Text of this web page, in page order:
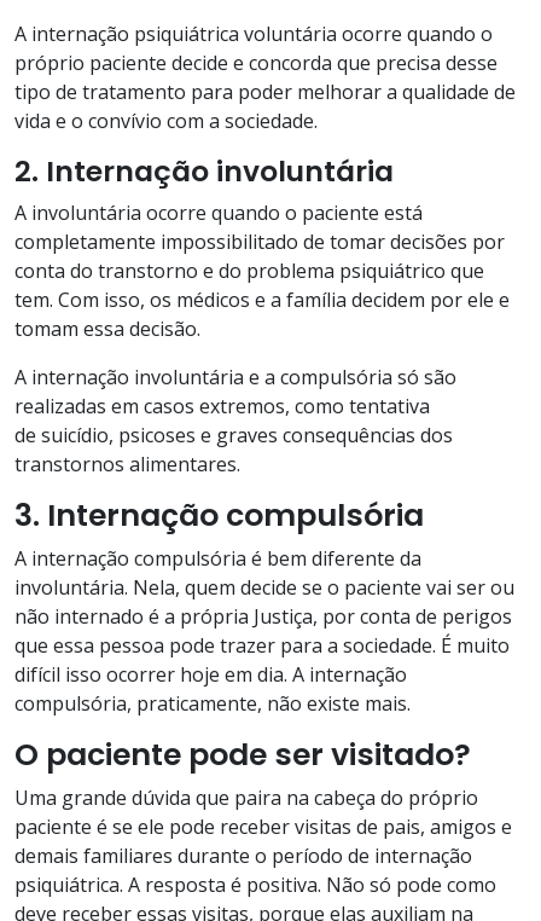
A internação psiquiátrica voluntária ocorre quando o
próprio paciente decide e concorda que precisa desse
tipo de tratamento para poder melhorar a qualidade de
vida e o convívio com a sociedade.
2. Internação involuntária
A involuntária ocorre quando o paciente está
completamente impossibilitado de tomar decisões por
conta do transtorno e do problema psiquiátrico que
tem. Com isso, os médicos e a família decidem por ele e
tomam essa decisão.
A internação involuntária e a compulsória só são
realizadas em casos extremos, como tentativa
de suicídio, psicoses e graves consequências dos
transtornos alimentares.
3. Internação compulsória
A internação compulsória é bem diferente da
involuntária. Nela, quem decide se o paciente vai ser ou
não internado é a própria Justiça, por conta de perigos
que essa pessoa pode trazer para a sociedade. É muito
difícil isso ocorrer hoje em dia. A internação
compulsória, praticamente, não existe mais.
O paciente pode ser visitado?
Uma grande dúvida que paira na cabeça do próprio
paciente é se ele pode receber visitas de pais, amigos e
demais familiares durante o período de internação
psiquiátrica. A resposta é positiva. Não só pode como
deve receber essas visitas, porque elas auxiliam na